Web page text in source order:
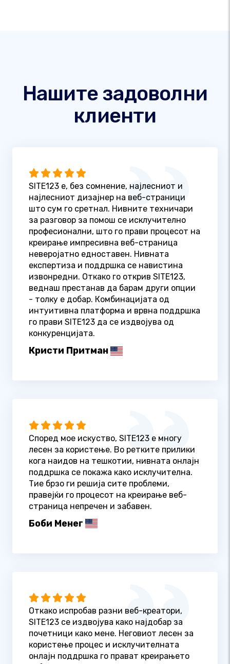
Нашите задоволни
клиенти
SITE123 е, без сомнение, најлесниот и
најлесниот дизајнер на веб-страници
што сум го сретнал. Нивните техничари
за разговор за помош се исклучително
професионални, што го прави процесот на
креирање импресивна веб-страница
неверојатно едноставен. Нивната
експертиза и поддршка се навистина
извонредни. Откако го открив SITE123,
веднаш престанав да барам други опции
- толку е добар. Комбинацијата од
интуитивна платформа и врвна поддршка
го прави SITE123 да се издвојува од
конкуренцијата.
Кристи Притман
Според мое искуство, SITE123 е многу
лесен за користење. Во ретките прилики
кога наидов на тешкотии, нивната онлајн
поддршка се покажа како исклучителна.
Тие брзо ги решија сите проблеми,
правејќи го процесот на креирање веб-
страница непречен и забавен.
Боби Менег
Откако испробав разни веб-креатори,
SITE123 се издвојува како најдобар за
почетници како мене. Неговиот лесен за
користење процес и исклучителната
онлајн поддршка го прават креирањето